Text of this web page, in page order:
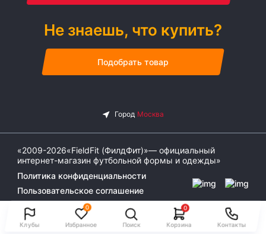
Клубы
0
Избранное Поиск
0
Корзина Контакты
Не знаешь, что купить?
Подобрать товар
«2009-2026«FieldFit (ФилдФит)»— официальный
интернет-магазин футбольной формы и одежды»
Политика конфиденциальности
Пользовательское соглашение